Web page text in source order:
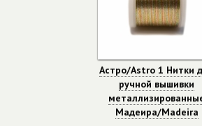
Астро/Astro 1 Нитки
ручной вышивки
Мадеира/Madeira